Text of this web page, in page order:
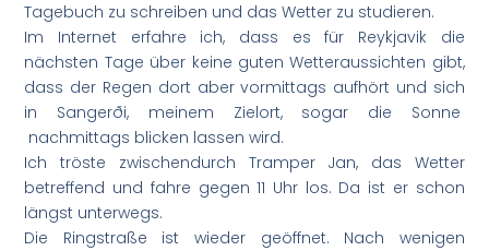
Tagebuch zu schreiben und das Wetter zu studieren.
Im Internet erfahre ich, dass es für Reykjavik die
nächsten Tage über keine guten Wetteraussichten gibt,
dass der Regen dort aber vormittags aufhört und sich
in Sangerði, meinem Zielort, sogar die Sonne
nachmittags blicken lassen wird.
Ich tröste zwischendurch Tramper Jan, das Wetter
betreffend und fahre gegen 11 Uhr los. Da ist er schon
längst unterwegs.
Die Ringstraße ist wieder geöffnet. Nach wenigen